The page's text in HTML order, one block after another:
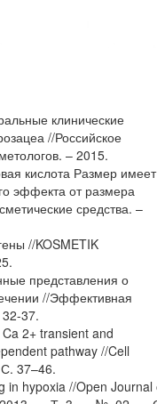
клинические
//Российское
– 2015.
кислота Размер имеет
эффекта от размера
средства. –
//KOSMETIK
представления о
//Эффективная
37.
2+ transient and
pathway //Cell
37–46.
in hypoxia //Open Journal